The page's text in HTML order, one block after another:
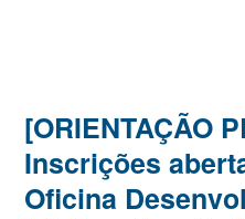
[ORIENTAÇÃO
Inscrições
Oficina